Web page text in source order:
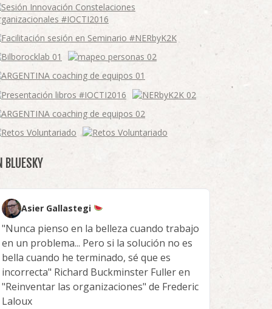
BLUESKY
Asier Gallastegi
"Nunca pienso en la belleza cuando trabajo
en un problema... Pero si la solución no es
bella cuando he terminado, sé que es
incorrecta" Richard Buckminster Fuller en
"Reinventar las organizaciones" de Frederic
Laloux